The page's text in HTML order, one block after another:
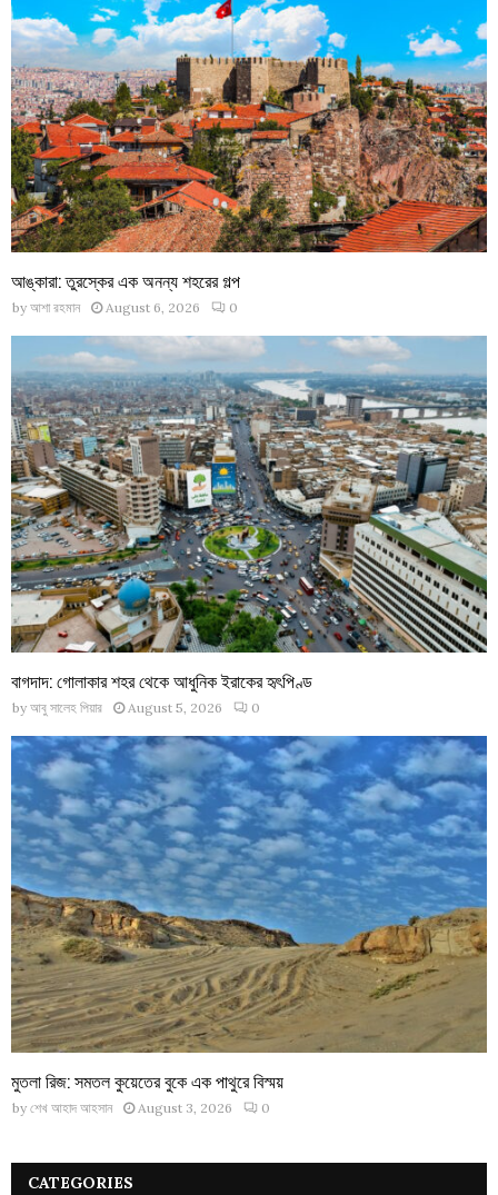
আঙ্কারা: তুরস্কের এক অনন্য শহরের গল্প
by আশা রহমান August 6, 2026 0
বাগদাদ: গোলাকার শহর থেকে আধুনিক ইরাকের হৃৎপিণ্ড
by আবু সালেহ পিয়ার August 5, 2026 0
মুতলা রিজ: সমতল কুয়েতের বুকে এক পাথুরে বিস্ময়
by শেখ আহাদ আহসান August 3, 2026 0
CATEGORIES